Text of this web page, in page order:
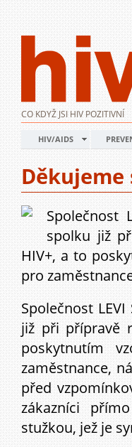
CO KDYŽ JSI HIV POZITIVNÍ
HIV/AIDS
Děkujeme
Společnost
spolku již
HIV+, a to
pro
Společnost
již při přípravě
poskytnutím
zaměstnance,
před
zákazníci
stužkou, jež je